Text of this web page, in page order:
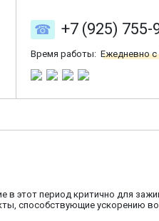
+7 (925) 755-
Время работы: Ежедневно с
в этот период критично для
способствующие ускорению